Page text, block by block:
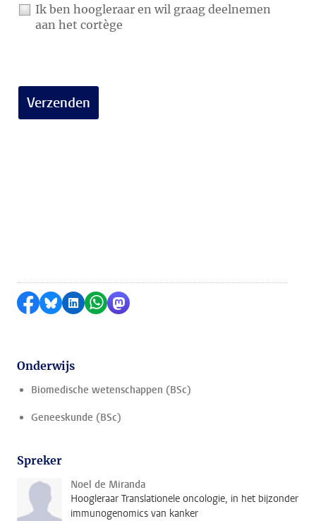
Delen op Facebook
Delen via Bluesky
Delen op LinkedIn
Delen via WhatsApp
Delen via Mastodon
Onderwijs
Biomedische wetenschappen (BSc)
Geneeskunde (BSc)
Spreker
Noel de Miranda
Hoogleraar Translationele oncologie, in het bijzonder
immunogenomics van kanker